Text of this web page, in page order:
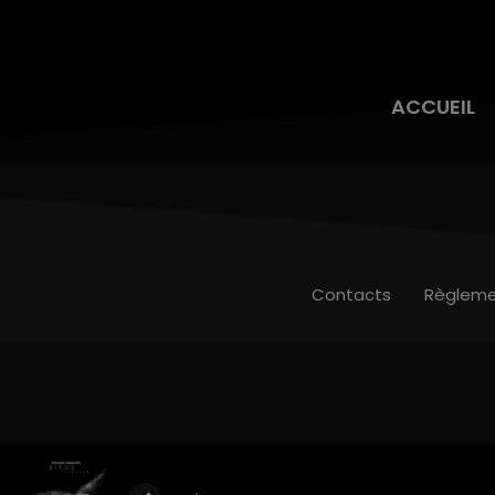
ACCUEIL
Contacts